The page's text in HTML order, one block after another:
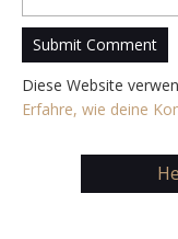
Diese Website
Erfahre, wie deine